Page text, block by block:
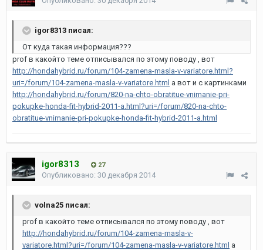
igor8313 писал:
От куда такая информация???
prof в какойто теме отписывался по этому поводу , вот
http://hondahybrid.ru/forum/104-zamena-masla-v-variatore.html?
uri=/forum/104-zamena-masla-v-variatore.html а вот и с картинками
http://hondahybrid.ru/forum/820-na-chto-obratitue-vnimanie-pri-
pokupke-honda-fit-hybrid-2011-a.html?uri=/forum/820-na-chto-
obratitue-vnimanie-pri-pokupke-honda-fit-hybrid-2011-a.html
igor8313 27
Опубликовано: 30 декабря 2014
volna25 писал:
prof в какойто теме отписывался по этому поводу , вот
http://hondahybrid.ru/forum/104-zamena-masla-v-
variatore.html?uri=/forum/104-zamena-masla-v-variatore.html а